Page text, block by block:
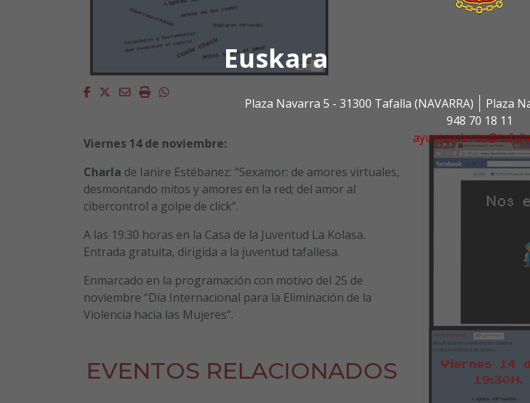
Euskara
Plaza Navarra 5 - 31300 Tafalla (NAVARRA)
Plaza
948 70 18 11
Facebook
Twitter
EmailImprimirWhatsapp
Viernes 14 de noviembre:
Charla de Ianire Estébanez: “Sexamor: de amores virtuales,
desmontando mitos y amores en la red; del amor al
cibercontrol a golpe de click”.
A las 19:30 horas en la Casa de la Juventud La Kolasa.
Entrada gratuita, dirigida a la juventud tafallesa.
Enmarcado en la programación con motivo del 25 de
noviembre “Día Internacional para la Eliminación de la
Violencia hacia las Mujeres”.
EVENTOS RELACIONADOS